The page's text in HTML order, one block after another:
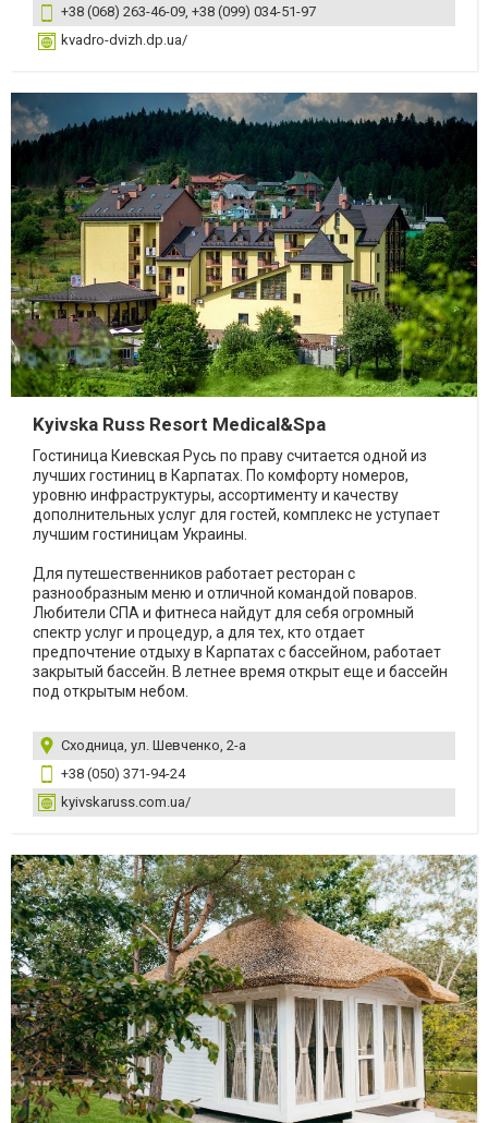
+38 (068) 263-46-09, +38 (099) 034-51-97
kvadro-dvizh.dp.ua/
Kyivska Russ Resort Medical&Spa
Гостиница Киевская Русь по праву считается одной из
лучших гостиниц в Карпатах. По комфорту номеров,
уровню инфраструктуры, ассортименту и качеству
дополнительных услуг для гостей, комплекс не уступает
лучшим гостиницам Украины.
Для путешественников работает ресторан с
разнообразным меню и отличной командой поваров.
Любители СПА и фитнеса найдут для себя огромный
спектр услуг и процедур, а для тех, кто отдает
предпочтение отдыху в Карпатах с бассейном, работает
закрытый бассейн. В летнее время открыт еще и бассейн
под открытым небом.
Сходница, ул. Шевченко, 2-а
+38 (050) 371-94-24
kyivskaruss.com.ua/